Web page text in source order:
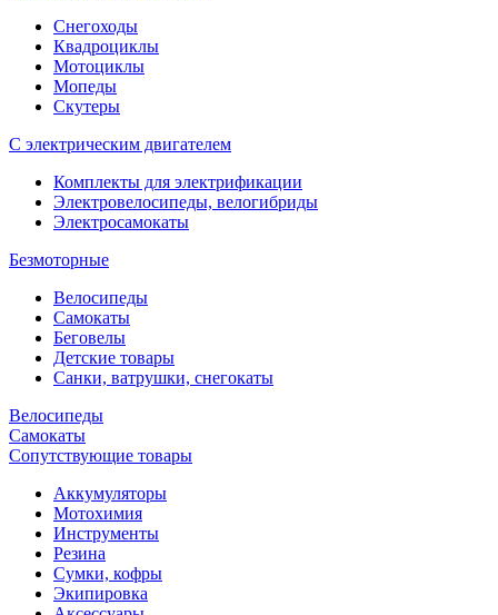
Снегоходы
Квадроциклы
Мотоциклы
Мопеды
Скутеры
С электрическим двигателем
Комплекты для электрификации
Электровелосипеды, велогибриды
Электросамокаты
Безмоторные
Велосипеды
Самокаты
Беговелы
Детские товары
Санки, ватрушки, снегокаты
Велосипеды
Самокаты
Сопутствующие товары
Аккумуляторы
Мотохимия
Инструменты
Резина
Сумки, кофры
Экипировка